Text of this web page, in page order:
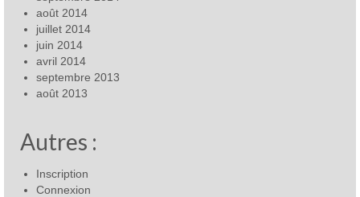
août 2014
juillet 2014
juin 2014
avril 2014
septembre 2013
août 2013
Autres :
Inscription
Connexion